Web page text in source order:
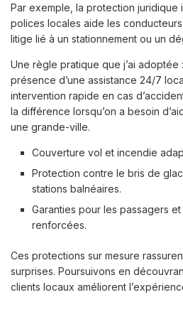
Par exemple, la protection juridique
polices locales aide les
litige lié à un stationnement ou un
Une règle pratique que j’ai adoptée
présence d’une assistance 24/7
intervention rapide en cas
la différence lorsqu’on a besoin
une grande-ville.
Couverture vol et incendie
Protection contre le bris de
stations balnéaires.
Garanties pour les passagers
renforcées.
Ces protections sur mesure
surprises. Poursuivons en
clients locaux améliorent